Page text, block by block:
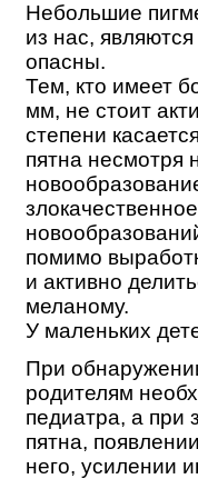
Небольшие
из нас,
опасны.
Тем, кто имеет
мм, не стоит
степени
пятна несмотря
помимо
и активно
меланому.
У ма­леньких
При
родителям
педиатра, а при
пятна,
него, усилении